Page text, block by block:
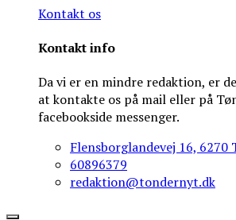
Kontakt os
Kontakt info
Da vi er en mindre redaktion, er
at kontakte os på mail eller på
facebookside messenger.
Flensborglandevej 16, 6270
60896379
redaktion@tondernyt.dk